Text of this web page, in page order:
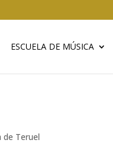
ESCUELA DE MÚSICA
de Teruel